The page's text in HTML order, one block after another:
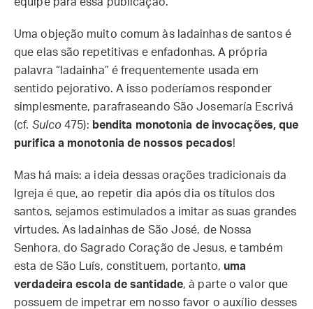
Uma objeção muito comum às ladainhas de santos é
que elas são repetitivas e enfadonhas. A própria
palavra “ladainha” é frequentemente usada em
sentido pejorativo. A isso poderíamos responder
simplesmente, parafraseando São Josemaría Escrivá
(cf. Sulco 475): bendita monotonia de invocações, que
purifica a monotonia de nossos pecados!
Mas há mais: a ideia dessas orações tradicionais da
Igreja é que, ao repetir dia após dia os títulos dos
santos, sejamos estimulados a imitar as suas grandes
virtudes. As ladainhas de São José, de Nossa
Senhora, do Sagrado Coração de Jesus, e também
esta de São Luís, constituem, portanto, uma
verdadeira escola de santidade, à parte o valor que
possuem de impetrar em nosso favor o auxílio desses